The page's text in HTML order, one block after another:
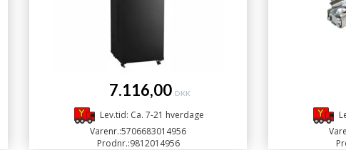
7.116,00 DKK
Lev.tid: Ca. 7-21 hverdage
Varenr.:5706683014956
Prodnr.:9812014956